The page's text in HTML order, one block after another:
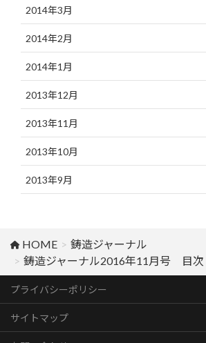
2014年3月
2014年2月
2014年1月
2013年12月
2013年11月
2013年10月
2013年9月
HOME
鋳造ジャーナル
鋳造ジャーナル2016年11月号 目次
プライバシーポリシー
サイトマップ